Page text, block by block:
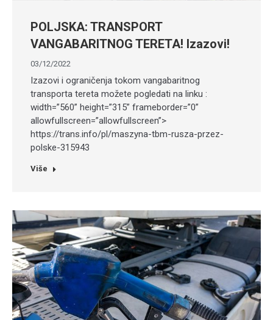
POLJSKA: TRANSPORT
VANGABARITNOG TERETA! Izazovi!
03/12/2022
Izazovi i ograničenja tokom vangabaritnog
transporta tereta možete pogledati na linku :
width=”560” height=”315” frameborder=”0”
allowfullscreen=”allowfullscreen”>
https://trans.info/pl/maszyna-tbm-rusza-przez-
polske-315943
Više